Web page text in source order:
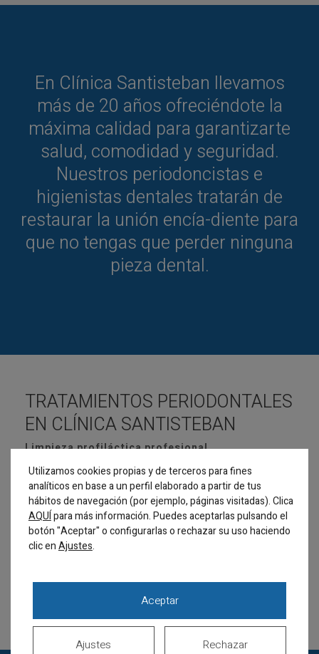
En Clínica Santisteban llevamos
más de 20 años ofreciéndote la
máxima calidad para garantizarte
salud, comodidad y seguridad.
Nuestros periodoncistas e
higienistas dentales tratarán de
restaurar la unión encía-diente para
que no tengas que perder ninguna
pieza dental.
TRATAMIENTOS PERIODONTALES
EN CLÍNICA SANTISTEBAN
Limpieza profiláctica profesional 100%
Cirugía periodontal
Raspado y alisado radicular bajo la línea de la
encía 100%
Eliminación del sarro
Educación en hábitos de higiene bucodental
Utilizamos cookies propias y de terceros para fines
analíticos en base a un perfil elaborado a partir de tus
hábitos de navegación (por ejemplo, páginas visitadas). Clica
AQUÍpara más información. Puedes aceptarlas pulsando el
botón "Aceptar" o configurarlas o rechazar su uso haciendo
clic enAjustes.
Aceptar
Rechazar
Ajustes